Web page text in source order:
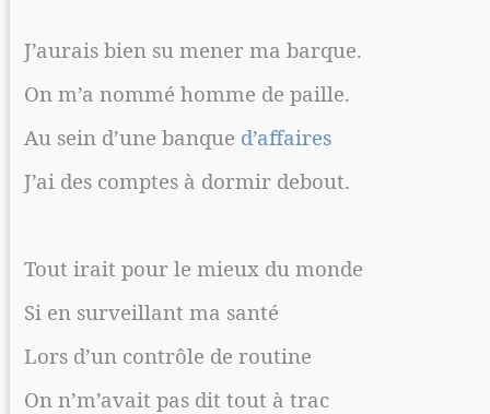
J’aurais bien su mener ma barque.
On m’a nommé homme de paille.
Au sein d’une banque d’affaires
J’ai des comptes à dormir debout.
Tout irait pour le mieux du monde
Si en surveillant ma santé
Lors d’un contrôle de routine
On n’m’avait pas dit tout à trac